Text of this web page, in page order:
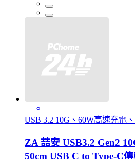
USB 3.2 10G、60W高速充電
ZA 喆安 USB3.2 Gen2
50cm USB C to Type-C